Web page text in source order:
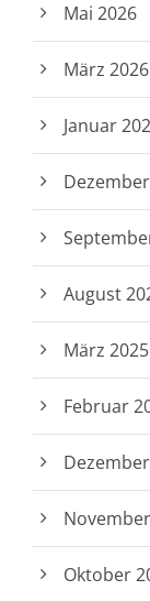
Mai 2026
März 2026
Januar
August
März 2025
Februar
Oktober